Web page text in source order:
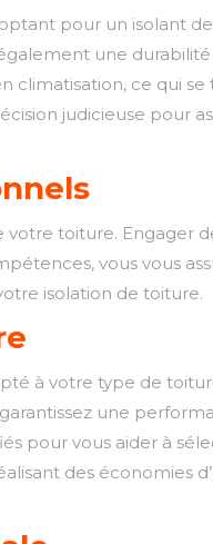
pour un isolant
une
climatisation, ce qui se
judicieuse pour
toiture. Engager
vous vous
isolation de toiture.
à votre type de
une
pour vous aider à
des économies